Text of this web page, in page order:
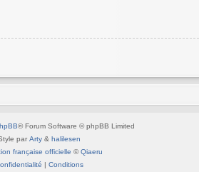
® Forum Software © phpBB Limited
par Arty & halilesen
française officielle ©Qiaeru
| Conditions